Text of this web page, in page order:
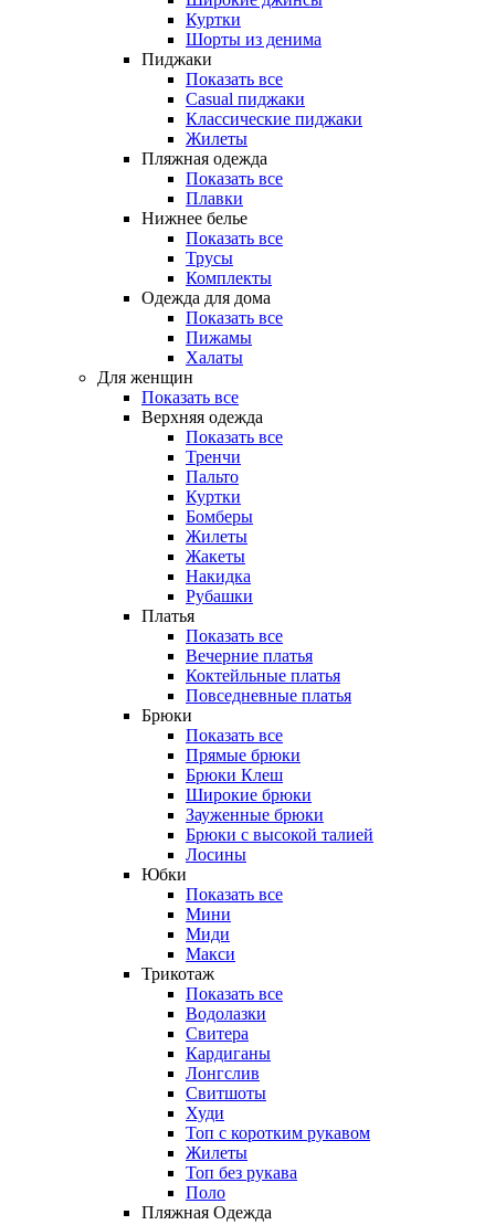
Куртки
Шорты из денима
Пиджаки
Показать все
Casual пиджаки
Классические пиджаки
Жилеты
Пляжная одежда
Показать все
Плавки
Нижнее белье
Показать все
Трусы
Комплекты
Одежда для дома
Показать все
Пижамы
Халаты
Для женщин
Показать все
Верхняя одежда
Показать все
Тренчи
Пальто
Куртки
Бомберы
Жилеты
Жакеты
Накидка
Рубашки
Платья
Показать все
Вечерние платья
Коктейльные платья
Повседневные платья
Брюки
Показать все
Прямые брюки
Брюки Клеш
Широкие брюки
Зауженные брюки
Брюки с высокой талией
Лосины
Юбки
Показать все
Мини
Миди
Макси
Трикотаж
Показать все
Водолазки
Свитера
Кардиганы
Лонгслив
Свитшоты
Худи
Топ с коротким рукавом
Жилеты
Топ без рукава
Поло
Пляжная Одежда